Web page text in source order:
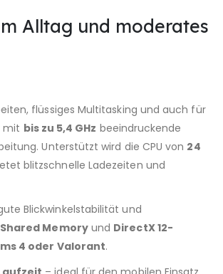
Alltag und moderates
flüssiges Multitasking und auch für
mit bis zu 5,4 GHz beeindruckende
Unterstützt wird die CPU von 24
blitzschnelle Ladezeiten und
Blickwinkelstabilität und
Shared Memoryund DirectX 12-
4 oder Valorant.